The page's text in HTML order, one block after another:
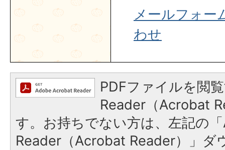
メールフォー
わせ
PDFファイルを閲
Reader（Acrobat
す。お持ちでない方は、左記の
Reader（Acrobat Reader）」ダ